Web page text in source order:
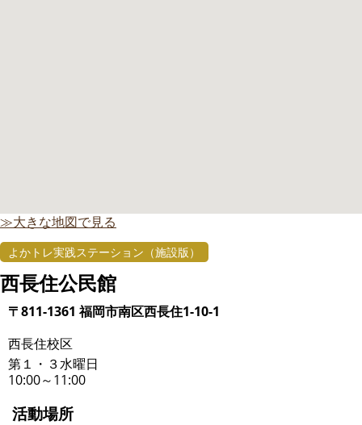
≫大きな地図で見る
よかトレ実践ステーション（施設版）
西長住公民館
〒811-1361 福岡市南区西長住1-10-1
西長住校区
第１・３水曜日
10:00～11:00
活動場所